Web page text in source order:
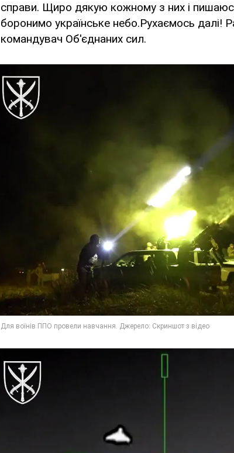
справи. Щиро дякую кожному з них і
боронимо українське небо.Рухаємось
командувач Об'єднаних сил.